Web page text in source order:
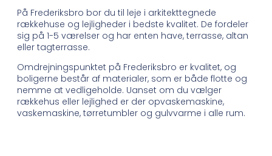
På Frederiksbro bor du til leje i arkitekttegnede
rækkehuse og lejligheder i bedste kvalitet. De fordeler
sig på 1-5 værelser og har enten have, terrasse, altan
eller tagterrasse.
Omdrejningspunktet på Frederiksbro er kvalitet, og
boligerne består af materialer, som er både flotte og
nemme at vedligeholde. Uanset om du vælger
rækkehus eller lejlighed er der opvaskemaskine,
vaskemaskine, tørretumbler og gulvvarme i alle rum.